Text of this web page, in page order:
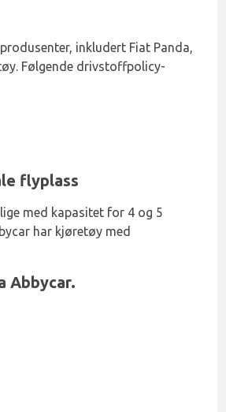
inkludert Fiat Panda,
Følgende drivstoffpolicy-
flyplass
med kapasitet for 4 og 5
har kjøretøy med
Abbycar.